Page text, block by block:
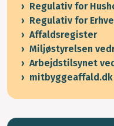
Regulativ for
Regulativ for
Affaldsregister
Miljøstyrelsen
Arbejdstilsynet